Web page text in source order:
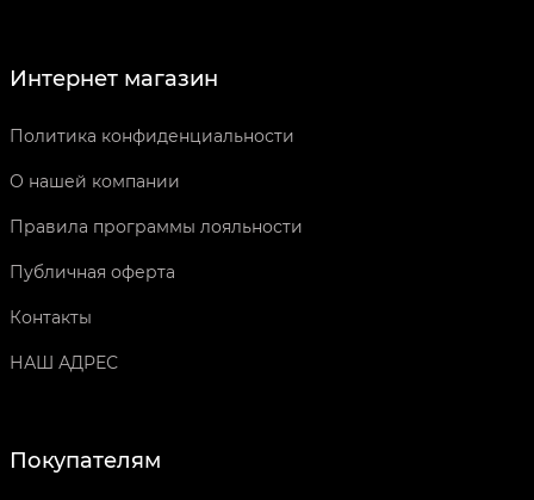
Интернет магазин
Политика конфиденциальности
О нашей компании
Правила программы лояльности
Публичная оферта
Контакты
НАШ АДРЕС
Покупателям